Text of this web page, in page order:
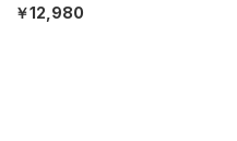
￥12,980